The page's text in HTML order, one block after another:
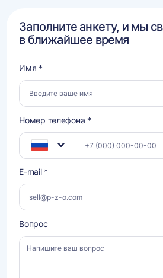
Заполните анкету, и мы
в ближайшее время
Имя *
Номер телефона *
E-mail *
Вопрос